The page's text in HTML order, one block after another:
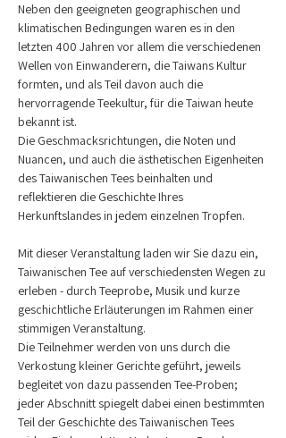
Neben den geeigneten geographischen und
klimatischen Bedingungen waren es in den
letzten 400 Jahren vor allem die verschiedenen
Wellen von Einwanderern, die Taiwans Kultur
formten, und als Teil davon auch die
hervorragende Teekultur, für die Taiwan heute
bekannt ist.
Die Geschmacksrichtungen, die Noten und
Nuancen, und auch die ästhetischen Eigenheiten
des Taiwanischen Tees beinhalten und
reflektieren die Geschichte Ihres
Herkunftslandes in jedem einzelnen Tropfen.
Mit dieser Veranstaltung laden wir Sie dazu ein,
Taiwanischen Tee auf verschiedensten Wegen zu
erleben - durch Teeprobe, Musik und kurze
geschichtliche Erläuterungen im Rahmen einer
stimmigen Veranstaltung.
Die Teilnehmer werden von uns durch die
Verkostung kleiner Gerichte geführt, jeweils
begleitet von dazu passenden Tee-Proben;
jeder Abschnitt spiegelt dabei einen bestimmten
Teil der Geschichte des Taiwanischen Tees